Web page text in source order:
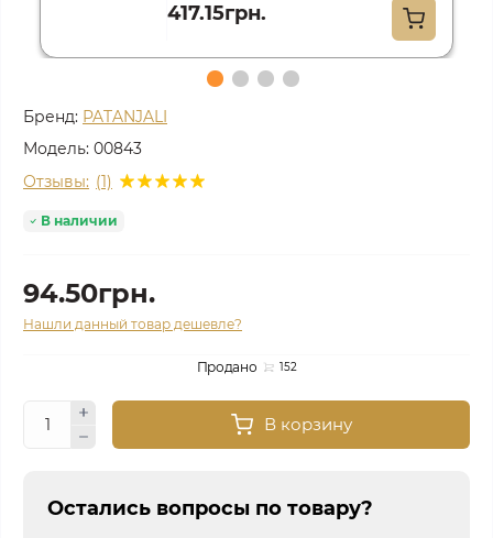
417.15грн.
Бренд: PATANJALI
Модель: 00843
Отзывы: (1)
В наличии
94.50грн.
Нашли данный товар дешевле?
Продано 152
В корзину
Остались вопросы по товару?